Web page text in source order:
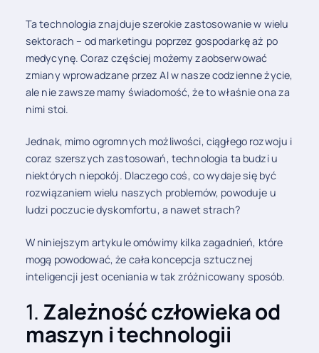
Ta technologia znajduje szerokie zastosowanie w wielu
sektorach – od marketingu poprzez gospodarkę aż po
medycynę. Coraz częściej możemy zaobserwować
zmiany wprowadzane przez AI w nasze codzienne życie,
ale nie zawsze mamy świadomość, że to właśnie ona za
nimi stoi.
Jednak, mimo ogromnych możliwości, ciągłego rozwoju i
coraz szerszych zastosowań, technologia ta budzi u
niektórych niepokój. Dlaczego coś, co wydaje się być
rozwiązaniem wielu naszych problemów, powoduje u
ludzi poczucie dyskomfortu, a nawet strach?
W niniejszym artykule omówimy kilka zagadnień, które
mogą powodować, że cała koncepcja sztucznej
inteligencji jest oceniania w tak zróżnicowany sposób.
1.Zależność człowieka od
maszyn i technologii